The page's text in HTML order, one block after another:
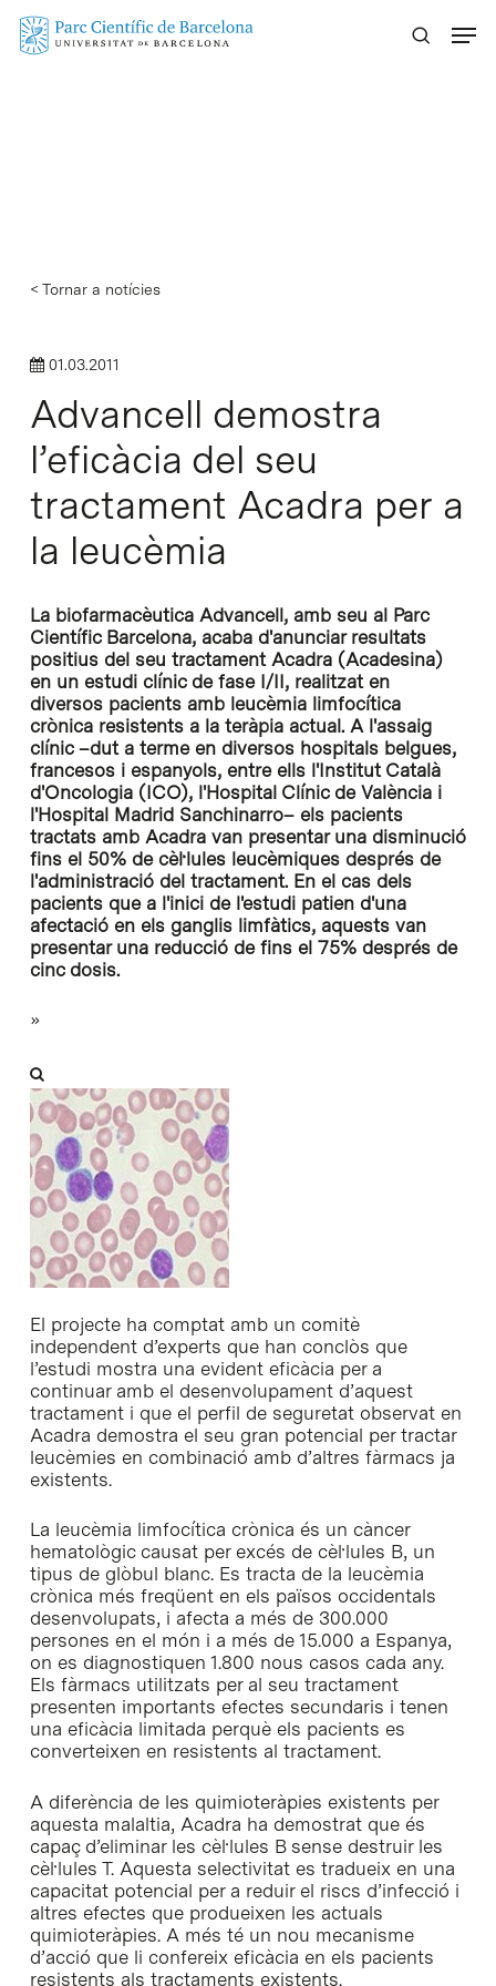
Skip
< Tornar a notícies
01.03.2011
Advancell demostra
l’eficàcia del seu
tractament Acadra per a
la leucèmia
La biofarmacèutica Advancell, amb seu al Parc
Científic Barcelona, acaba d'anunciar resultats
positius del seu tractament Acadra (Acadesina)
en un estudi clínic de fase I/II, realitzat en
diversos pacients amb leucèmia limfocítica
crònica resistents a la teràpia actual. A l'assaig
clínic –dut a terme en diversos hospitals belgues,
francesos i espanyols, entre ells l'Institut Català
d'Oncologia (ICO), l'Hospital Clínic de València i
l'Hospital Madrid Sanchinarro– els pacients
tractats amb Acadra van presentar una disminució
fins el 50% de cèl·lules leucèmiques després de
l'administració del tractament. En el cas dels
pacients que a l'inici de l'estudi patien d'una
afectació en els ganglis limfàtics, aquests van
presentar una reducció de fins el 75% després de
cinc dosis.
»
El projecte ha comptat amb un comitè
independent d’experts que han conclòs que
l’estudi mostra una evident eficàcia per a
continuar amb el desenvolupament d’aquest
tractament i que el perfil de seguretat observat en
Acadra demostra el seu gran potencial per tractar
leucèmies en combinació amb d’altres fàrmacs ja
existents.
La leucèmia limfocítica crònica és un càncer
hematològic causat per excés de cèl·lules B, un
tipus de glòbul blanc. Es tracta de la leucèmia
crònica més freqüent en els països occidentals
desenvolupats, i afecta a més de 300.000
persones en el món i a més de 15.000 a Espanya,
on es diagnostiquen 1.800 nous casos cada any.
Els fàrmacs utilitzats per al seu tractament
presenten importants efectes secundaris i tenen
una eficàcia limitada perquè els pacients es
converteixen en resistents al tractament.
A diferència de les quimioteràpies existents per
aquesta malaltia, Acadra ha demostrat que és
capaç d’eliminar les cèl·lules B sense destruir les
cèl·lules T. Aquesta selectivitat es tradueix en una
capacitat potencial per a reduir el riscs d’infecció i
altres efectes que produeixen les actuals
quimioteràpies. A més té un nou mecanisme
d’acció que li confereix eficàcia en els pacients
resistents als tractaments existents.